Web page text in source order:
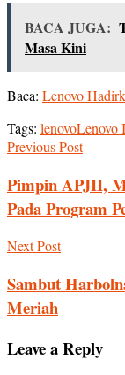
BACA JUGA:
Masa Kini
Baca: Lenovo
Tags: lenovoLenovo
Previous Post
Pimpin APJII,
Pada Program
Next Post
Sambut
Meriah
Leave a Reply